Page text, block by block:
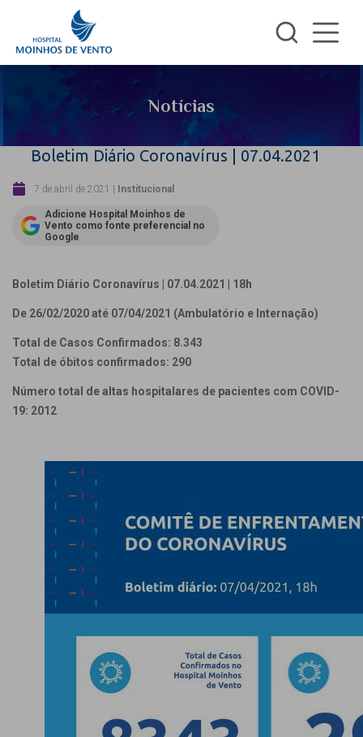
Notícias
Boletim Diário Coronavírus | 07.04.2021
7 de abril de 2021 | Institucional
Adicione Hospital Moinhos de
Vento como fonte preferencial no
Google
Boletim Diário Coronavírus | 07.04.2021 | 18h
De 26/02/2020 até 07/04/2021 (Ambulatório e Internação)
Total de Casos Confirmados: 8.343
Total de óbitos confirmados: 290
Número total de altas hospitalares de pacientes com COVID-
19: 2012